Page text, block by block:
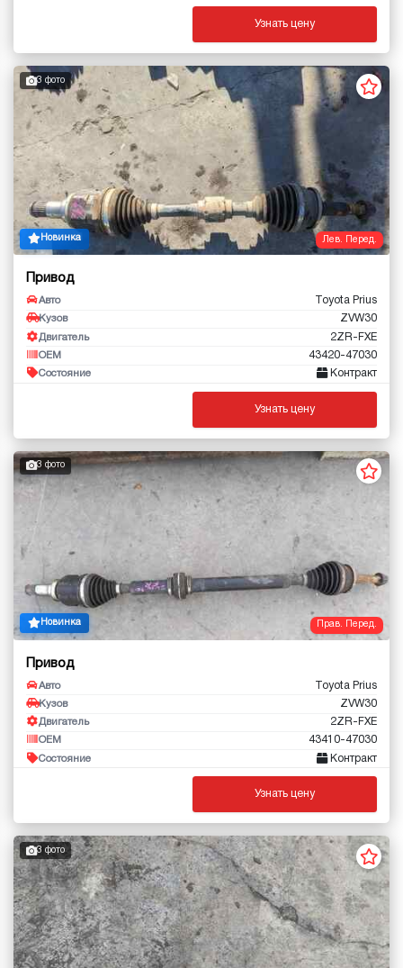
Узнать цену
Лев. Перед.
3 фото
Новинка
Привод
Авто Toyota Prius
Кузов ZVW30
Двигатель 2ZR-FXE
OEM 43420-47030
Состояние Контракт
Узнать цену
Прав. Перед.
3 фото
Новинка
Привод
Авто Toyota Prius
Кузов ZVW30
Двигатель 2ZR-FXE
OEM 43410-47030
Состояние Контракт
Узнать цену
3 фото